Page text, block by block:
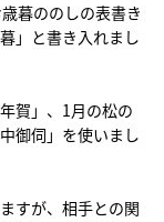
暮ののしの表書き
」と書き入れまし
賀」、1月の松の
御伺」を使いまし
すが、相手との関